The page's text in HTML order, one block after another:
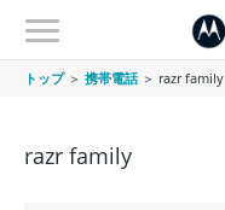
トップ ＞ 携帯電話 ＞ razr family
razr family